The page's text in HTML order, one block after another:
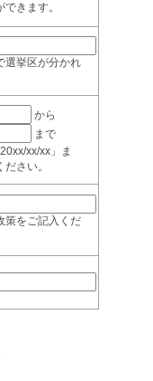
きます。
選挙区が分かれ
から
まで
xx/xx」ま
さい。
策をご記入くだ